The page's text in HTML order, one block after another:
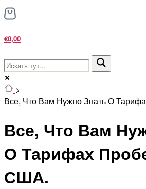
€0,00
>
Все, Что Вам Нужно Знать О
Все, Что Вам
О Тарифах
США.